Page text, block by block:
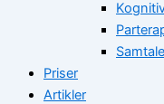
Priser
Artikler